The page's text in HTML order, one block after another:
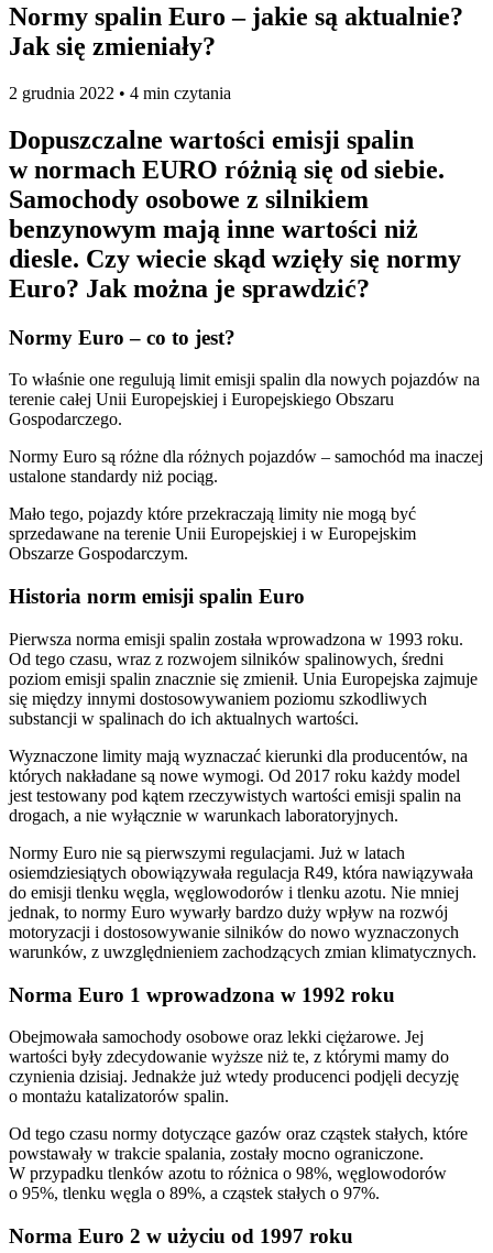
Normy spalin Euro – jakie są aktualnie?
Jak się zmieniały?
2 grudnia 2022 • 4 min czytania
Dopuszczalne wartości emisji spalin
w normach EURO różnią się od siebie.
Samochody osobowe z silnikiem
benzynowym mają inne wartości niż
diesle. Czy wiecie skąd wzięły się normy
Euro? Jak można je sprawdzić?
Normy Euro – co to jest?
To właśnie one regulują limit emisji spalin dla nowych pojazdów na
terenie całej Unii Europejskiej i Europejskiego Obszaru
Gospodarczego.
Normy Euro są różne dla różnych pojazdów – samochód ma inaczej
ustalone standardy niż pociąg.
Mało tego, pojazdy które przekraczają limity nie mogą być
sprzedawane na terenie Unii Europejskiej i w Europejskim
Obszarze Gospodarczym.
Historia norm emisji spalin Euro
Pierwsza norma emisji spalin została wprowadzona w 1993 roku.
Od tego czasu, wraz z rozwojem silników spalinowych, średni
poziom emisji spalin znacznie się zmienił. Unia Europejska zajmuje
się między innymi dostosowywaniem poziomu szkodliwych
substancji w spalinach do ich aktualnych wartości.
Wyznaczone limity mają wyznaczać kierunki dla producentów, na
których nakładane są nowe wymogi. Od 2017 roku każdy model
jest testowany pod kątem rzeczywistych wartości emisji spalin na
drogach, a nie wyłącznie w warunkach laboratoryjnych.
Normy Euro nie są pierwszymi regulacjami. Już w latach
osiemdziesiątych obowiązywała regulacja R49, która nawiązywała
do emisji tlenku węgla, węglowodorów i tlenku azotu. Nie mniej
jednak, to normy Euro wywarły bardzo duży wpływ na rozwój
motoryzacji i dostosowywanie silników do nowo wyznaczonych
warunków, z uwzględnieniem zachodzących zmian klimatycznych.
Norma Euro 1 wprowadzona w 1992 roku
Obejmowała samochody osobowe oraz lekki ciężarowe. Jej
wartości były zdecydowanie wyższe niż te, z którymi mamy do
czynienia dzisiaj. Jednakże już wtedy producenci podjęli decyzję
o montażu katalizatorów spalin.
Od tego czasu normy dotyczące gazów oraz cząstek stałych, które
powstawały w trakcie spalania, zostały mocno ograniczone.
W przypadku tlenków azotu to różnica o 98%, węglowodorów
o 95%, tlenku węgla o 89%, a cząstek stałych o 97%.
Norma Euro 2 w użyciu od 1997 roku